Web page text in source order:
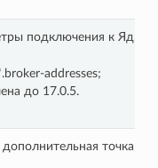
подключения к Ядру
addresses;
до 17.0.5.
точка